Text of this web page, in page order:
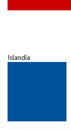
Islandia